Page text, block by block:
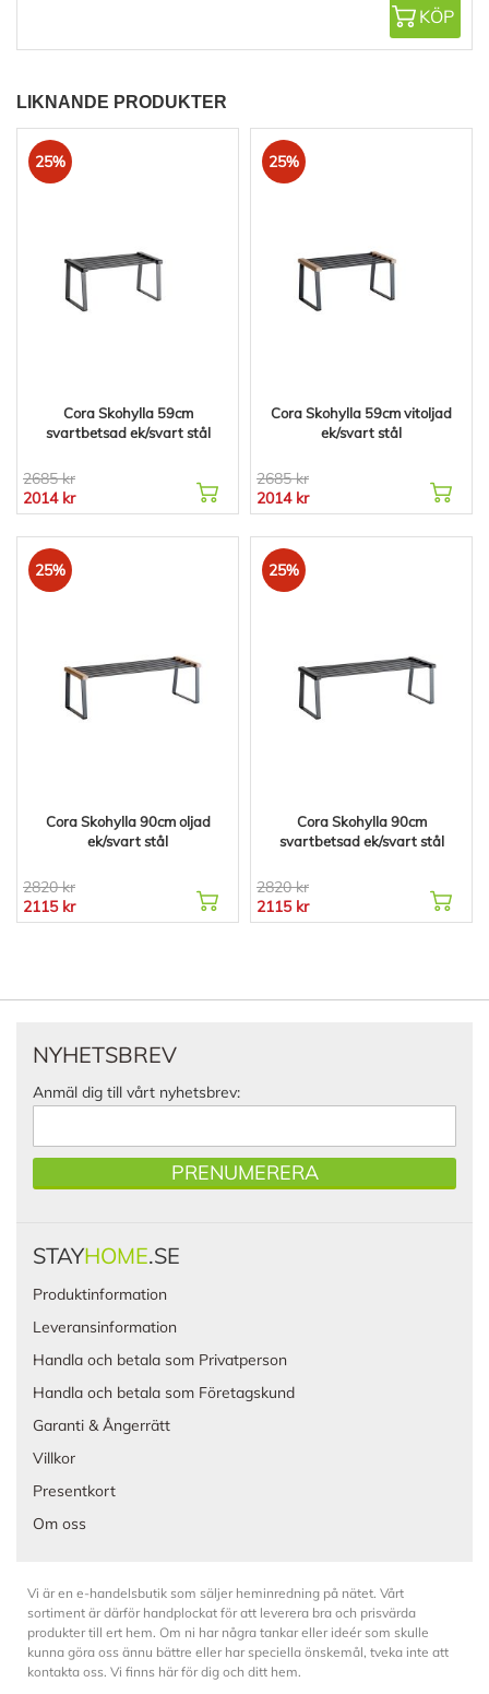
KÖP
LIKNANDE PRODUKTER
25%
Cora Skohylla 59cm
svartbetsad ek/svart stål
2685 kr
2014 kr
25%
Cora Skohylla 59cm vitoljad
ek/svart stål
2685 kr
2014 kr
25%
Cora Skohylla 90cm oljad
ek/svart stål
2820 kr
2115 kr
25%
Cora Skohylla 90cm
svartbetsad ek/svart stål
2820 kr
2115 kr
NYHETSBREV
Anmäl dig till vårt nyhetsbrev:
PRENUMERERA
STAYHOME.SE
Produktinformation
Leveransinformation
Handla och betala som Privatperson
Handla och betala som Företagskund
Garanti & Ångerrätt
Villkor
Presentkort
Om oss
Vi är en e-handelsbutik som säljer heminredning på nätet. Vårt
sortiment är därför handplockat för att leverera bra och prisvärda
produkter till ert hem. Om ni har några tankar eller ideér som skulle
kunna göra oss ännu bättre eller har speciella önskemål, tveka inte att
kontakta oss. Vi finns här för dig och ditt hem.